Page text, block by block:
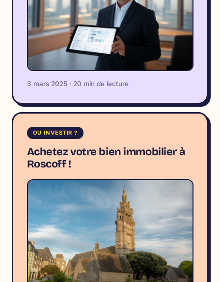
3 mars 2025 · 20 min de lecture
OU INVESTIR ?
Achetez votre bien immobilier à
Roscoff !